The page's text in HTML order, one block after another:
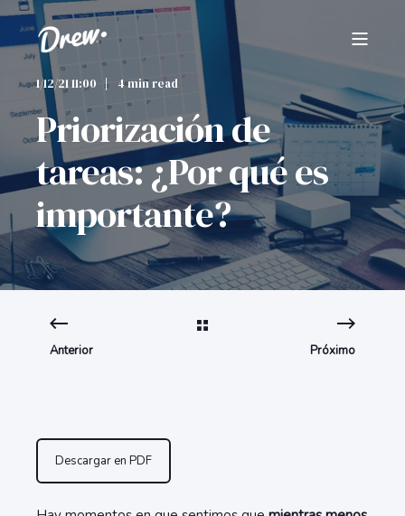
1/12/21 11:00 4 min read
Priorización de
tareas: ¿Por qué es
importante?
Anterior Próximo
Descargar en PDF